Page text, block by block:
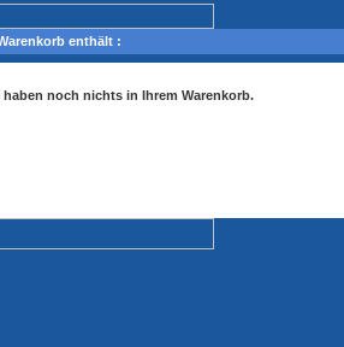
enthält :
haben noch nichts in Ihrem Warenkorb.